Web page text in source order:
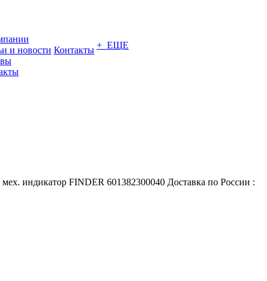
и новости Контакты + ЕЩЕ
индикатор FINDER 601382300040 Доставка по России :